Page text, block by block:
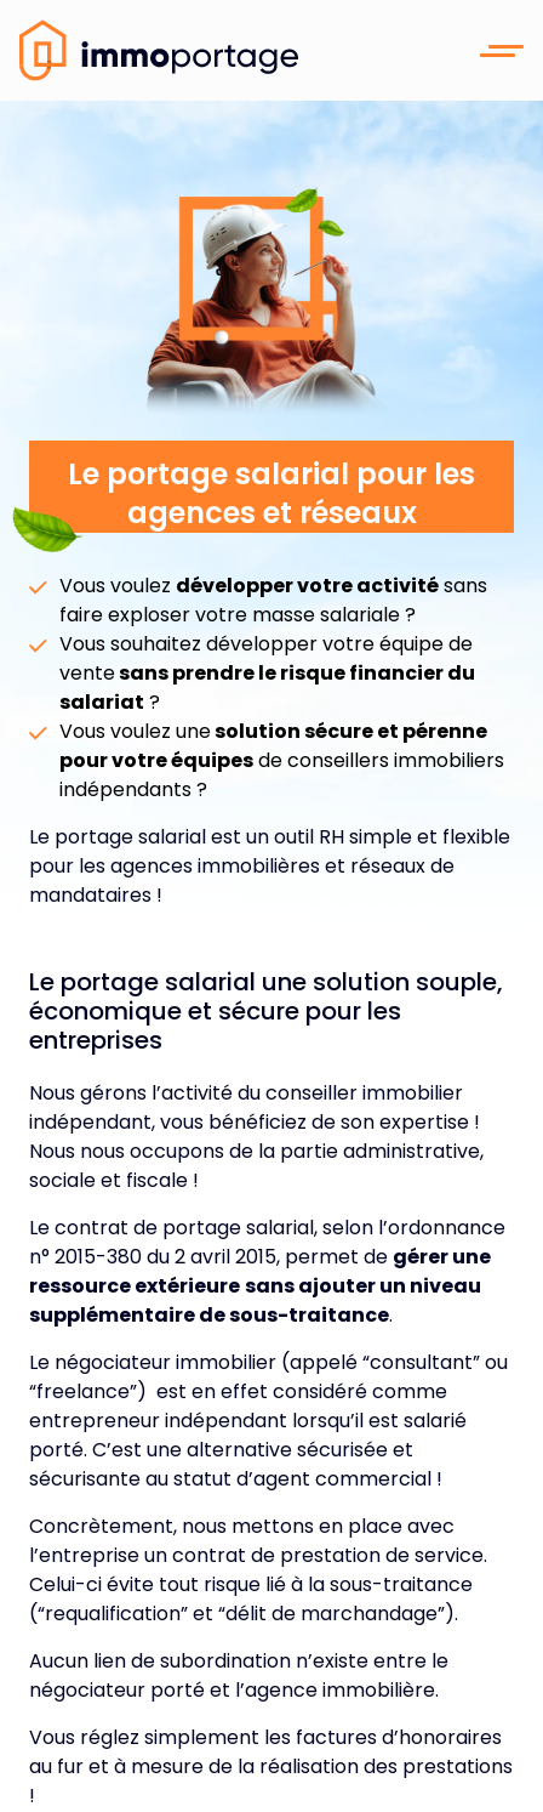
Le portage salarial pour les
agences et réseaux
Vous voulez développer votre activitésans
faire exploser votre masse salariale ?
Vous souhaitez développer votre équipe de
ventesans prendre le risque financier du
salariat ?
Vous voulez unesolution sécure et pérenne
pour votre équipesde conseillers immobiliers
indépendants ?
Le portage salarial est un outil RH simple et flexible
pour les agences immobilières et réseaux de
mandataires !
Le portage salarial une solution souple,
économique et sécure pour les
entreprises
Nous gérons l’activité du conseiller immobilier
indépendant, vous bénéficiez de son expertise !
Nous nous occupons de la partie administrative,
sociale et fiscale !
Le contrat de portage salarial, selon l’ordonnance
n° 2015-380 du 2 avril 2015, permet de gérer une
ressource extérieuresans ajouter un niveau
supplémentaire de sous-traitance.
Le négociateur immobilier (appelé “consultant” ou
“freelance”) est en effet considéré comme
entrepreneur indépendant lorsqu’il est salarié
porté. C’est une alternative sécurisée et
sécurisante au statut d’agent commercial !
Concrètement, nous mettons en place avec
l’entreprise un contrat de prestation de service.
Celui-ci évite tout risque lié à la sous-traitance
(“requalification” et “délit de marchandage”).
Aucun lien de subordination n’existe entre le
négociateur porté et l’agence immobilière.
Vous réglez simplement les factures d’honoraires
au fur et à mesure de la réalisation des prestations
!